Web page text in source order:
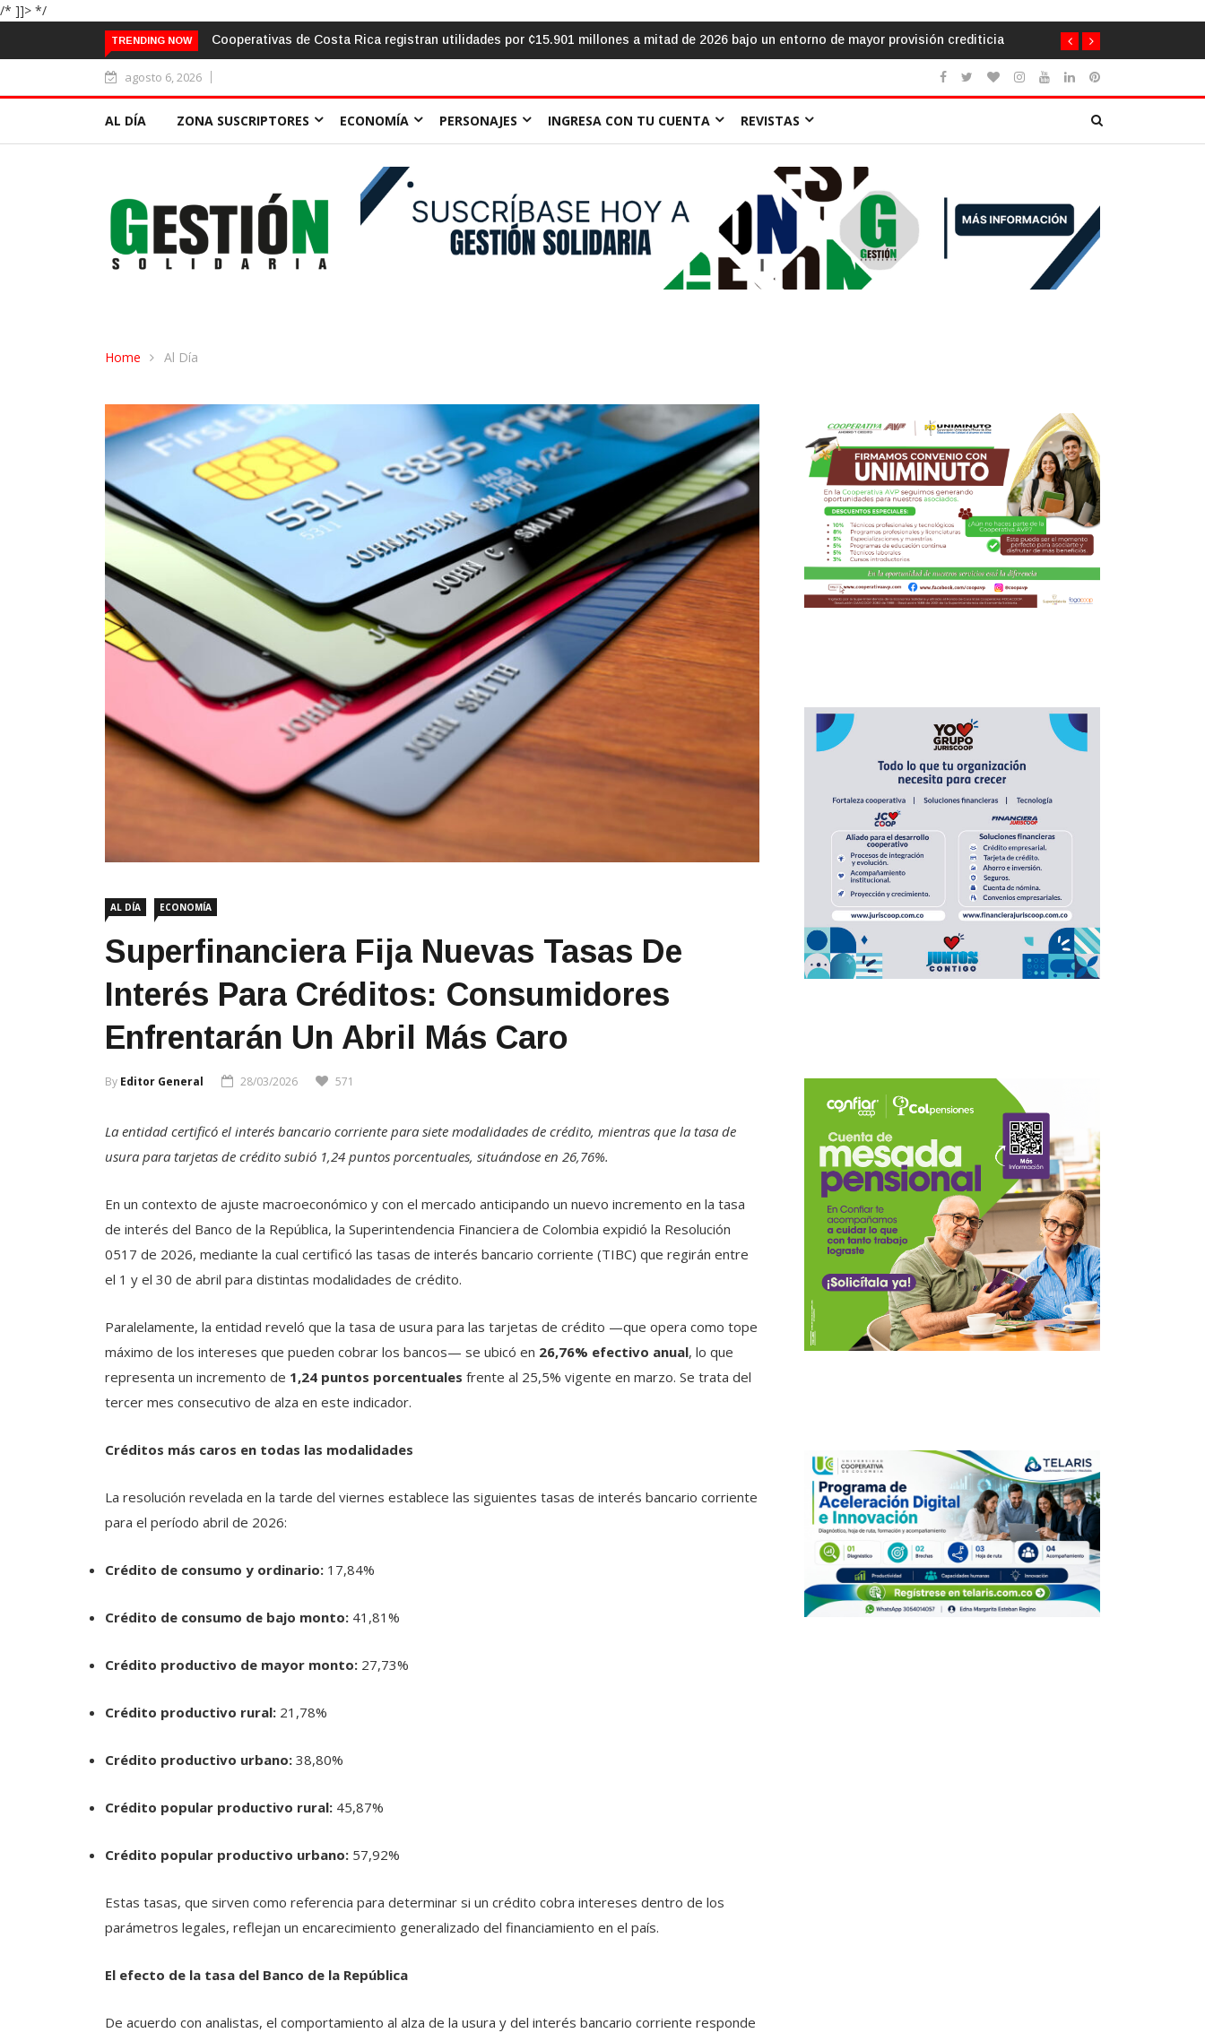
/* ]]> */
TRENDING NOW
bajo un entorno de mayor provisión crediticia El aula frente al «sálvese quien pueda»: la urgencia de humanizar la escuela a través de la cooperación
agosto 6, 2026
AL DÍA ZONA SUSCRIPTORES ECONOMÍA PERSONAJES INGRESA CON TU CUENTA REVISTAS
Home Al Día
AL DÍA ECONOMÍA
Superfinanciera Fija Nuevas Tasas De
Interés Para Créditos: Consumidores
Enfrentarán Un Abril Más Caro
By Editor General 28/03/2026 571
La entidad certificó el interés bancario corriente para siete modalidades de crédito, mientras que la tasa de
usura para tarjetas de crédito subió 1,24 puntos porcentuales, situándose en 26,76%.
En un contexto de ajuste macroeconómico y con el mercado anticipando un nuevo incremento en la tasa
de interés del Banco de la República, la Superintendencia Financiera de Colombia expidió la Resolución
0517 de 2026, mediante la cual certificó las tasas de interés bancario corriente (TIBC) que regirán entre
el 1 y el 30 de abril para distintas modalidades de crédito.
Paralelamente, la entidad reveló que la tasa de usura para las tarjetas de crédito —que opera como tope
máximo de los intereses que pueden cobrar los bancos— se ubicó en 26,76% efectivo anual, lo que
representa un incremento de 1,24 puntos porcentuales frente al 25,5% vigente en marzo. Se trata del
tercer mes consecutivo de alza en este indicador.
Créditos más caros en todas las modalidades
La resolución revelada en la tarde del viernes establece las siguientes tasas de interés bancario corriente
para el período abril de 2026:
Crédito de consumo y ordinario: 17,84%
Crédito de consumo de bajo monto: 41,81%
Crédito productivo de mayor monto: 27,73%
Crédito productivo rural: 21,78%
Crédito productivo urbano: 38,80%
Crédito popular productivo rural: 45,87%
Crédito popular productivo urbano: 57,92%
Estas tasas, que sirven como referencia para determinar si un crédito cobra intereses dentro de los
parámetros legales, reflejan un encarecimiento generalizado del financiamiento en el país.
El efecto de la tasa del Banco de la República
De acuerdo con analistas, el comportamiento al alza de la usura y del interés bancario corriente responde